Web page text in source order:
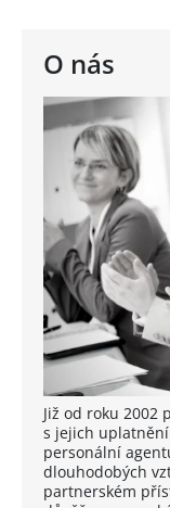
O nás
Již od roku 2002
s jejich
personální
dlouhodobých
partnerském